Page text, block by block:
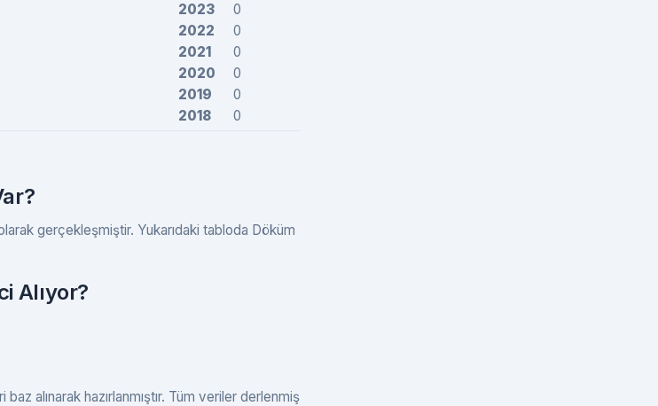
2023
2022
2021
2020
2019
2018
0
0
0
0
0
0
gerçekleşmiştir. Yukarıdaki tabloda Döküm
Alıyor?
alınarak hazırlanmıştır. Tüm veriler derlenmiş